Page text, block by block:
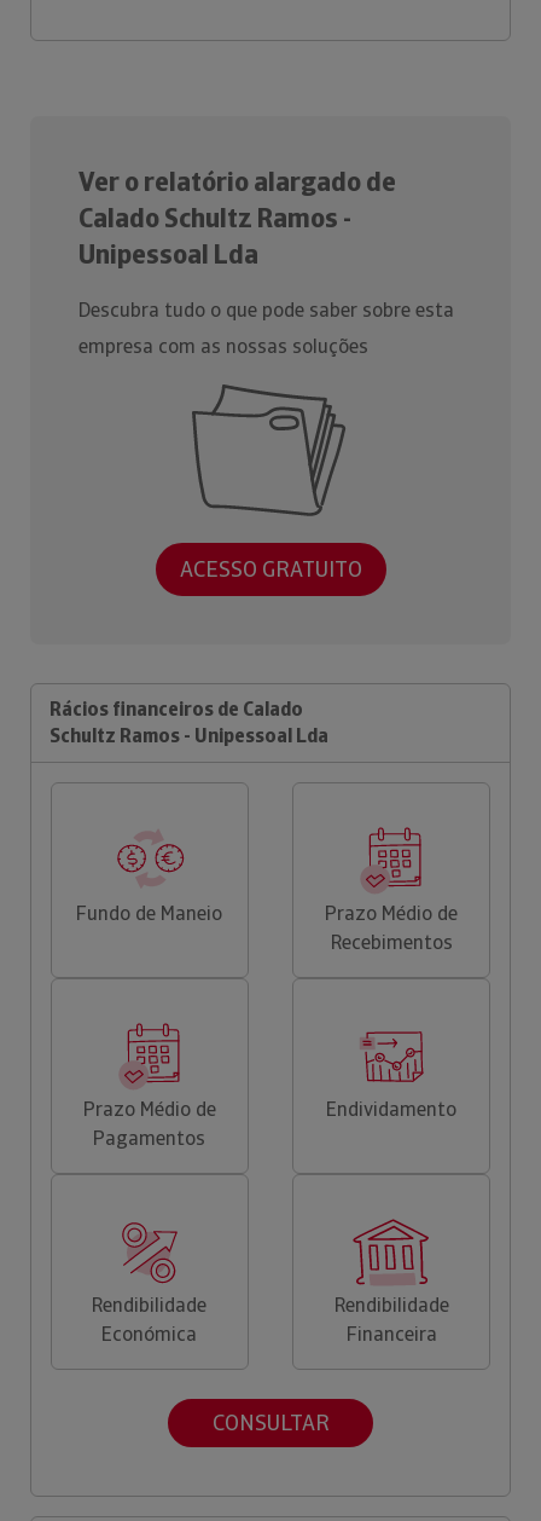
Ver o relatório alargado de
Calado Schultz Ramos -
Unipessoal Lda
Descubra tudo o que pode saber sobre esta
empresa com as nossas soluções
ACESSO GRATUITO
Rácios financeiros de Calado
Schultz Ramos - Unipessoal Lda
Fundo de Maneio
Prazo Médio de
Recebimentos
Prazo Médio de
Pagamentos
Endividamento
Rendibilidade
Económica
Rendibilidade
Financeira
CONSULTAR